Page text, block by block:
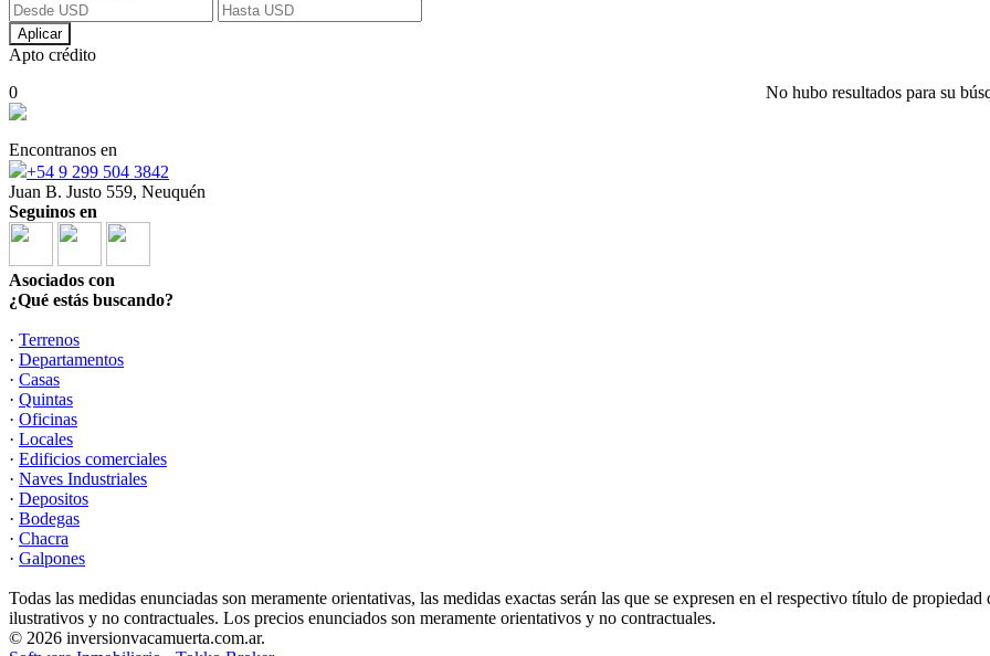
Aplicar
Apto crédito
No hubo resultados para su
0
Encontranos en
+54 9 299 504 3842
Juan B. Justo 559, Neuquén
Seguinos en
Asociados con
¿Qué estás buscando?
· Terrenos
· Departamentos
· Casas
· Quintas
· Oficinas
· Locales
· Edificios comerciales
· Naves Industriales
· Depositos
· Bodegas
· Chacra
· Galpones
Todas las medidas enunciadas son meramente orientativas, las medidas exactas serán las que se expresen en el respectivo título de
ilustrativos y no contractuales. Los precios enunciados son meramente orientativos y no contractuales.
© 2026 inversionvacamuerta.com.ar.